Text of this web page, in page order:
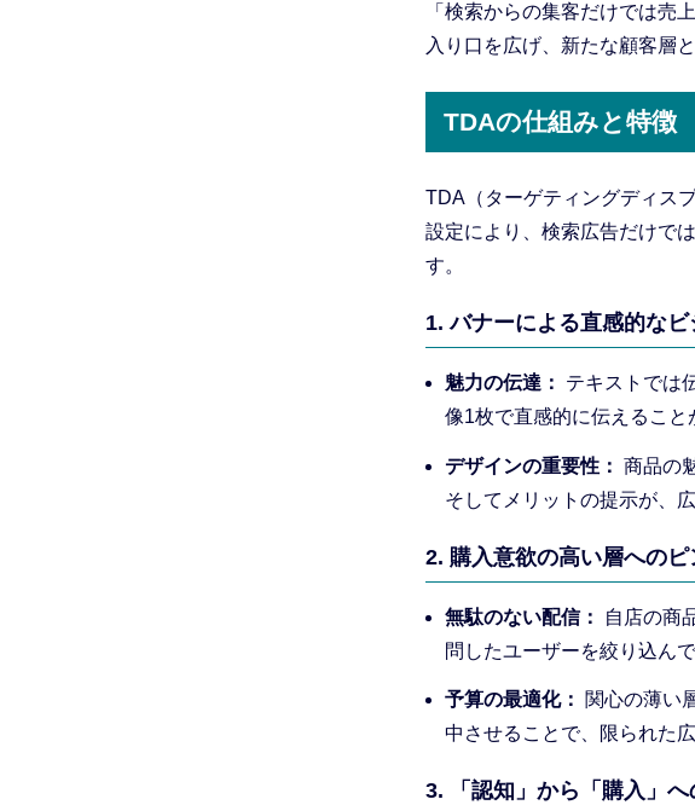
「検索からの集客だけでは売
入り口を広げ、新たな顧客層
TDAの仕組みと特徴
TDA（ターゲティングディス
設定により、検索広告だけで
す。
1. バナーによる直感的な
魅力の伝達：
テキストでは
像1枚で直感的に伝えること
デザインの重要性： 商品の
そしてメリットの提示が、
2. 購入意欲の高い層への
無駄のない配信：
自店の商
問したユーザーを絞り込ん
予算の最適化：
関心の薄い
中させることで、限られた
3. 「認知」から「購入」